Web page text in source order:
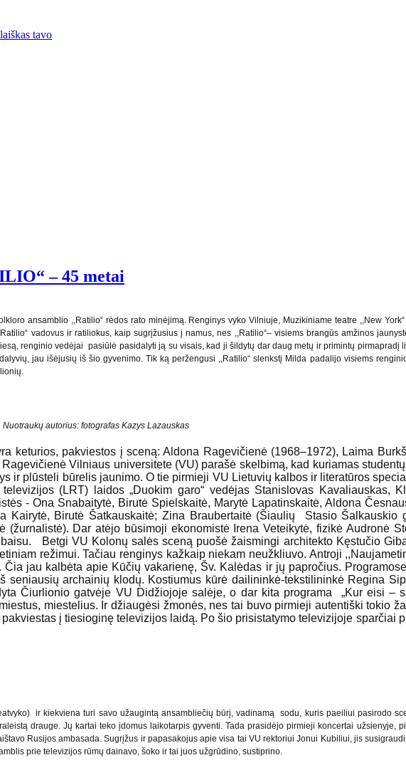
tavo
– 45 metai
ansamblio ,,Ratilio“ rėdos rato minėjimą. Renginys vyko Vilniuje, Muzikiniame teatre ,,New
vadovus ir ratiliokus, kaip sugrįžusius į namus, nes ,,Ratilio“– visiems brangūs amžinos
renginio vedėjai pasiūlė pasidalyti ją su visais, kad ji šildytų dar daug metų ir primintų pirmapradį
jau išėjusių iš šio gyvenimo. Tik ką peržengusi ,,Ratilio“ slenkstį Milda padalijo visiems
autorius: fotografas Kazys Lazauskas
keturios, pakviestos į sceną: Aldona Ragevičienė (1968–1972), Laima
Vilniaus universitete (VU) parašė skelbimą, kad kuriamas
ir plūsteli būrelis jaunimo. O tie pirmieji VU Lietuvių kalbos ir literatūros
(LRT) laidos „Duokim garo“ vedėjas Stanislovas Kavaliauskas,
- Ona Snabaitytė, Birutė Spielskaitė, Marytė Lapatinskaitė, Aldona
Kairytė, Birutė Šatkauskaitė; Zina Braubertaitė (Šiaulių Stasio Šalkauskio
(žurnalistė). Dar atėjo būsimoji ekonomistė Irena Veteikytė, fizikė Audronė
Betgi VU Kolonų salės sceną puošė žaismingi architekto Kęstučio
režimui. Tačiau renginys kažkaip niekam neužkliuvo. Antroji
jau kalbėta apie Kūčių vakarienę, Šv. Kalėdas ir jų papročius.
seniausių archainių klodų. Kostiumus kūrė dailininkė­-tekstilininkė Regina
Čiurlionio gatvėje VU Didžiojoje salėje, o dar kita programa „Kur eisi –
miestelius. Ir džiaugėsi žmonės, nes tai buvo pirmieji autentiški tokio
į tiesioginę televizijos laidą. Po šio prisistatymo televizijoje sparčiai
ir kiekviena turi savo užaugintą ansambliečių būrį, vadinamą sodu, kuris paeiliui pasirodo
drauge. Jų kartai teko įdomus laikotarpis gyventi. Tada prasidėjo pirmieji koncertai užsienyje,
Rusijos ambasada. Sugrįžus ir papasakojus apie visa tai VU rektoriui Jonui Kubiliui, jis
prie televizijos rūmų dainavo, šoko ir tai juos užgrūdino, sustiprino.